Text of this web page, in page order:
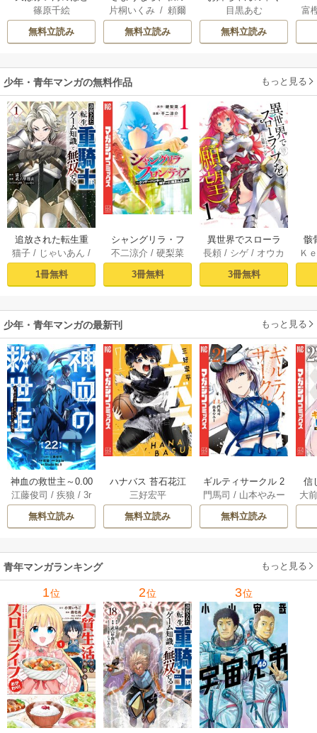
り
篠原千絵
無料立読み
冷遇生活 ～パーテ
ィーで声をかけて
きたのがヤバい男
片桐いくみ /頼爾
無料立読み
ん
目黒あむ
無料立読み
富
少年・青年マンガの無料作品 もっと見る
追放された転生重
騎士はゲーム知識
で無双する（１）
猫子 / じゃいあん /
武六甲理衣
1冊無料
シャングリラ・フ
ロンティア（１）
～クソゲーハン
ター、神ゲーに挑
不二涼介 /硬梨菜
3冊無料
異世界でスローラ
イフを（願望） 1
長頼 / シゲ / オウカ
3冊無料
骸
異
Ｋ
少年・青年マンガの最新刊 もっと見る
神血の救世主～0.00
000001％を引き当
て最強へ～【電子
書籍特典付】 22巻
江藤俊司 /疾狼 /3r
d Ie/Studio No.9
無料立読み
ハナバス 苔石花江
のバスケ論 7巻
三好宏平
無料立読み
ギルティサークル 2
1巻
門馬司 / 山本やみー
無料立読み
信
に
の
れ
メ
大
青年マンガランキング もっと見る
1位 2位 3位